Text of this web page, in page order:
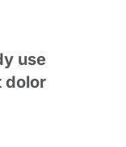
use
dolor